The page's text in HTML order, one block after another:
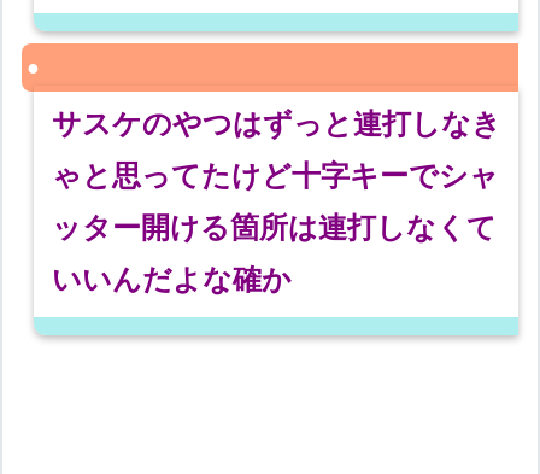
サスケのやつはずっと連打しなき
ゃと思ってたけど十字キーでシャ
ッター開ける箇所は連打しなくて
いいんだよな確か